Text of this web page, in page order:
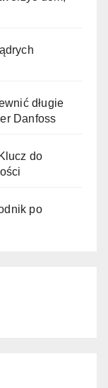
długie
Danfoss
do
po